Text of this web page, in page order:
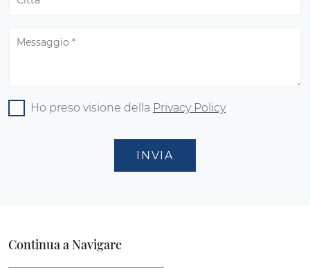
Ho preso visione della Privacy Policy
INVIA
Continua a Navigare